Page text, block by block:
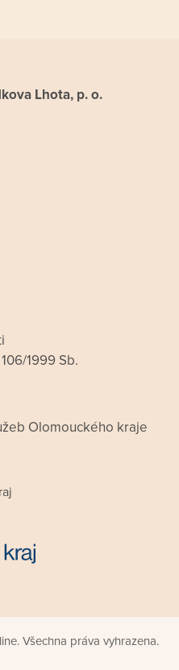
Lhota, p. o.
1999 Sb.
Olomouckého kraje
Všechna práva vyhrazena.